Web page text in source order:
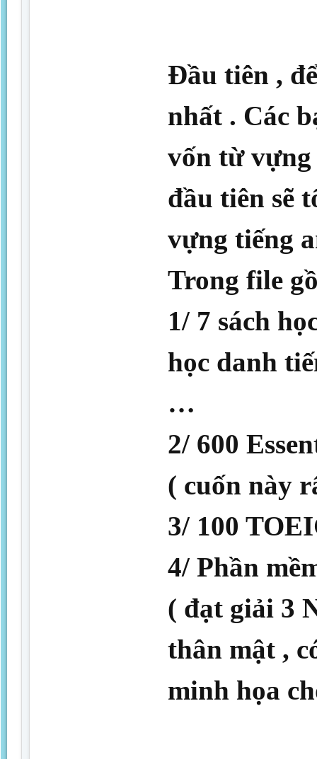
Đầu tiên ,
nhất . Các
vốn từ
đầu tiên sẽ
vựng tiếng
Trong file
1/ 7 sách
học danh
…
2/ 600
( cuốn này
3/ 100
4/ Phần
( đạt giải 3
thân mật ,
minh họa